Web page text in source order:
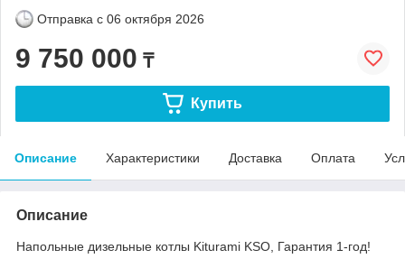
Отправка с 06 октября 2026
9 750 000 ₸
Купить
Описание Характеристики Доставка Оплата
Описание
Напольные дизельные котлы Kiturami KSO, Гарантия 1-год!